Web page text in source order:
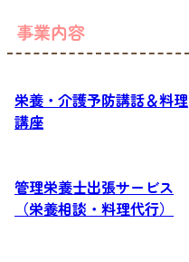
事業内容
栄養・介護予防講話＆料理
講座
管理栄養士出張サービス
（栄養相談・料理代行）